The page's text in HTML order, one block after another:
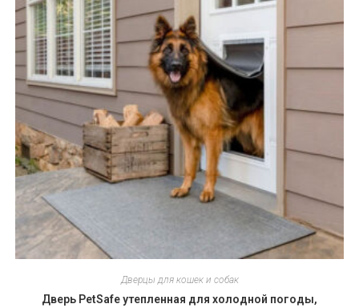
Дверцы для кошек и собак
Дверь PetSafe утепленная для холодной погоды,